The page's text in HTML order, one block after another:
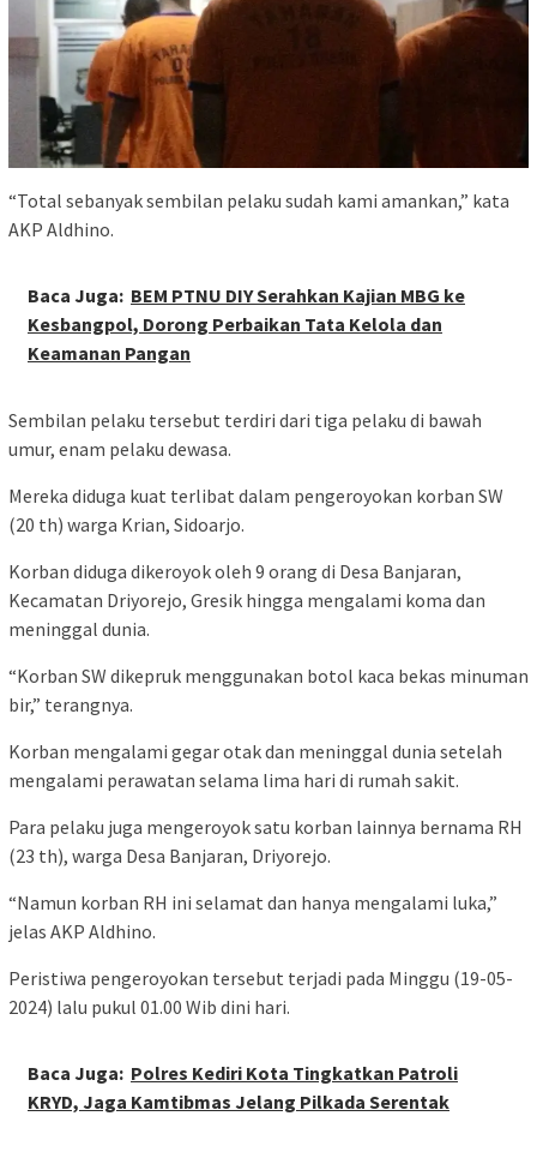
“Total sebanyak sembilan pelaku sudah kami amankan,” kata
AKP Aldhino.
Baca Juga: BEM PTNU DIY Serahkan Kajian MBG ke
Kesbangpol, Dorong Perbaikan Tata Kelola dan
Keamanan Pangan
Sembilan pelaku tersebut terdiri dari tiga pelaku di bawah
umur, enam pelaku dewasa.
Mereka diduga kuat terlibat dalam pengeroyokan korban SW
(20 th) warga Krian, Sidoarjo.
Korban diduga dikeroyok oleh 9 orang di Desa Banjaran,
Kecamatan Driyorejo, Gresik hingga mengalami koma dan
meninggal dunia.
“Korban SW dikepruk menggunakan botol kaca bekas minuman
bir,” terangnya.
Korban mengalami gegar otak dan meninggal dunia setelah
mengalami perawatan selama lima hari di rumah sakit.
Para pelaku juga mengeroyok satu korban lainnya bernama RH
(23 th), warga Desa Banjaran, Driyorejo.
“Namun korban RH ini selamat dan hanya mengalami luka,”
jelas AKP Aldhino.
Peristiwa pengeroyokan tersebut terjadi pada Minggu (19-05-
2024) lalu pukul 01.00 Wib dini hari.
Baca Juga: Polres Kediri Kota Tingkatkan Patroli
KRYD, Jaga Kamtibmas Jelang Pilkada Serentak